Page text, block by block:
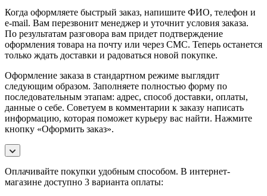
Когда оформляете быстрый заказ, напишите ФИО, телефон и
e-mail. Вам перезвонит менеджер и уточнит условия заказа.
По результатам разговора вам придет подтверждение
оформления товара на почту или через СМС. Теперь останется
только ждать доставки и радоваться новой покупке.
Оформление заказа в стандартном режиме выглядит
следующим образом. Заполняете полностью форму по
последовательным этапам: адрес, способ доставки, оплаты,
данные о себе. Советуем в комментарии к заказу написать
информацию, которая поможет курьеру вас найти. Нажмите
кнопку «Оформить заказ».
Оплачивайте покупки удобным способом. В интернет-
магазине доступно 3 варианта оплаты: